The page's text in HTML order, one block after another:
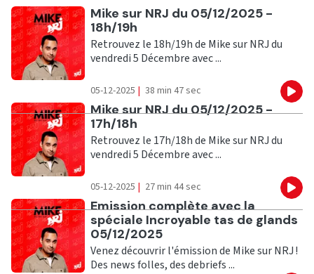
Ecouter
Mike sur NRJ du 05/12/2025 -
18h/19h
Retrouvez le 18h/19h de Mike sur NRJ du
vendredi 5 Décembre avec ...
05-12-2025 | 38 min 47 sec
Ecouter
Mike sur NRJ du 05/12/2025 -
17h/18h
Retrouvez le 17h/18h de Mike sur NRJ du
vendredi 5 Décembre avec ...
05-12-2025 | 27 min 44 sec
Ecouter
Emission complète avec la
spéciale Incroyable tas de glands
05/12/2025
Venez découvrir l'émission de Mike sur NRJ !
Des news folles, des debriefs ...